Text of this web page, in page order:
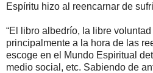
Espíritu hizo al reencarnar de
“El libro albedrío, la libre
principalmente a la hora de las
escoge en el Mundo Espiritual
medio social, etc. Sabiendo de